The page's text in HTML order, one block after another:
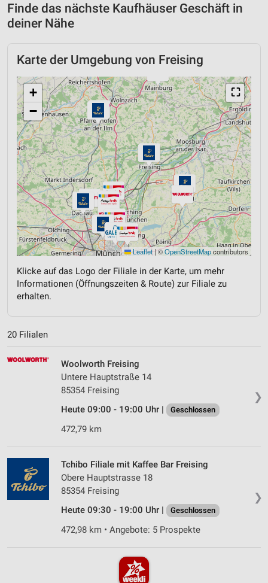
Finde das nächste Kaufhäuser Geschäft in
deiner Nähe
Karte der Umgebung von Freising
⛶
+
−
Leaflet|©OpenStreetMapcontributors
Klicke auf das Logo der Filiale in der Karte, um mehr
Informationen (Öffnungszeiten & Route) zur Filiale zu
erhalten.
20 Filialen
❯
Woolworth Freising
Untere Hauptstraße 14
85354 Freising
Heute 09:00 - 19:00 Uhr |
Geschlossen
472,79 km
❯
Tchibo Filiale mit Kaffee Bar Freising
Obere Hauptstrasse 18
85354 Freising
Heute 09:30 - 19:00 Uhr |
Geschlossen
472,98 km • Angebote: 5 Prospekte